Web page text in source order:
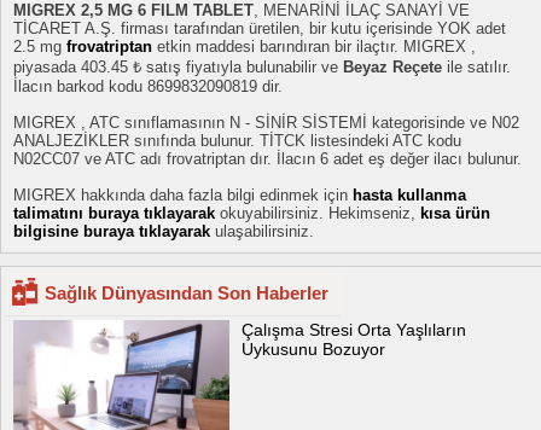
MIGREX 2,5 MG 6 FILM TABLET, MENARİNİ İLAÇ SANAYİ VE
TİCARET A.Ş. firması tarafından üretilen, bir kutu içerisinde YOK adet
2.5 mg frovatriptan etkin maddesi barındıran bir ilaçtır. MIGREX ,
piyasada 403.45 ₺ satış fiyatıyla bulunabilir ve Beyaz Reçete ile satılır.
İlacın barkod kodu 8699832090819 dir.
MIGREX , ATC sınıflamasının N - SİNİR SİSTEMİ kategorisinde ve N02
ANALJEZİKLER sınıfında bulunur. TİTCK listesindeki ATC kodu
N02CC07 ve ATC adı frovatriptan dır. İlacın 6 adet eş değer ilacı bulunur.
MIGREX hakkında daha fazla bilgi edinmek için hasta kullanma
talimatını buraya tıklayarak okuyabilirsiniz. Hekimseniz, kısa ürün
bilgisine buraya tıklayarak ulaşabilirsiniz.
Sağlık Dünyasından Son Haberler
Çalışma Stresi Orta Yaşlıların
Uykusunu Bozuyor